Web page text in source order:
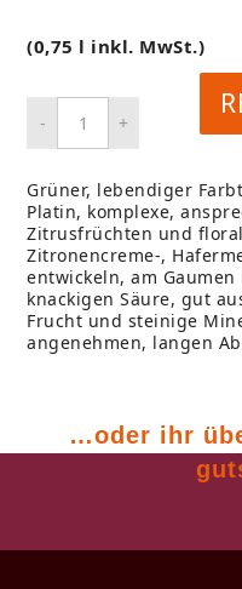
(0,75 l inkl. MwSt.)
Grüner, lebendiger
Platin, komplexe,
Zitrusfrüchten und
Zitronencreme-,
entwickeln, am
knackigen Säure, gut
Frucht und steinige
angenehmen, langen
…oder ihr